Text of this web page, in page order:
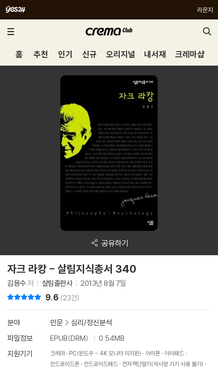
라운지
홈 추천 인기 신규 오리지널 내서재 크레마샵
공유하기
자크 라캉 - 살림지식총서 340
김용수저 살림출판사 2013년 8월 7일
9.6 (23건)
분야 인문 > 심리/정신분석
파일정보
EPUB(DRM)
0.54MB
지원기기
크레마 PC(윈도우 - 4K 모니터 미지원) 아이폰
아이패드
안드로이드폰
안드로이드패드
전자책단말기(저사양 기기 사용 불가)